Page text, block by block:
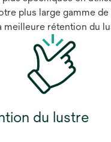
plus large gamme de
meilleure rétention du
du lustre